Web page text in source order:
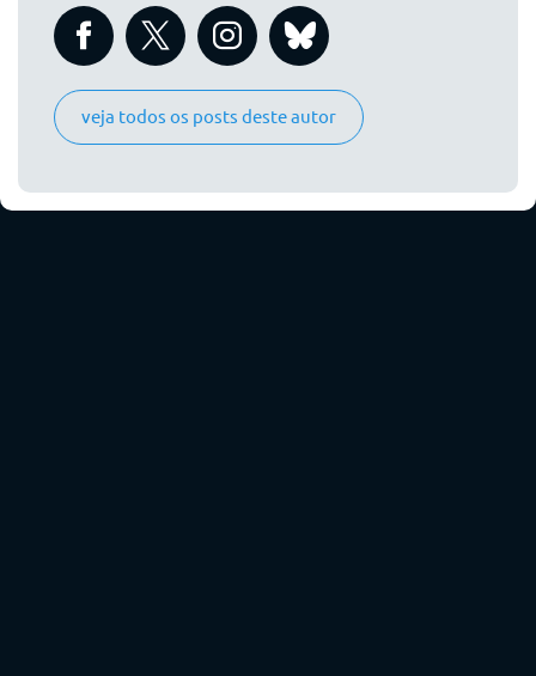
veja todos os posts deste autor